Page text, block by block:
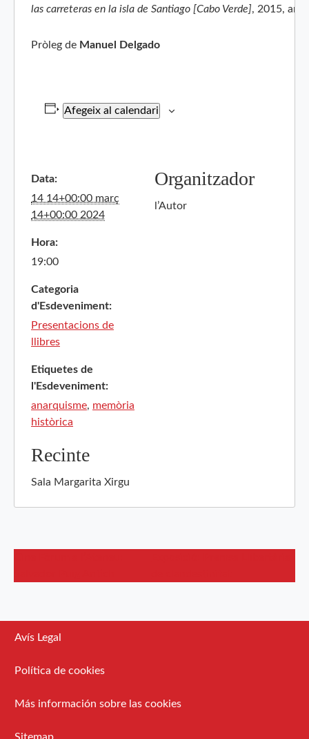
las carreteras en la isla de Santiago [Cabo Verde], 2015,
Pròleg de Manuel Delgado
Afegeix al calendari
Data:
14 14+00:00 març
14+00:00 2024
Hora:
19:00
Categoria
d'Esdeveniment:
Presentacions de
llibres
Etiquetes de
l'Esdeveniment:
anarquisme, memòria
històrica
Recinte
Sala Margarita Xirgu
Organitzador
l’Autor
Avís Legal
Política de cookies
Más información sobre las cookies